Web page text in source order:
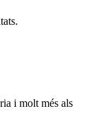
i molt més als